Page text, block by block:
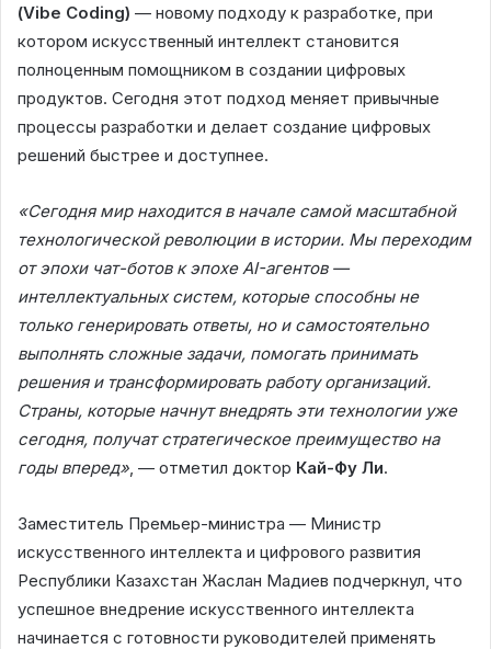
(Vibe Coding) — новому подходу к разработке, при
котором искусственный интеллект становится
полноценным помощником в создании цифровых
продуктов. Сегодня этот подход меняет привычные
процессы разработки и делает создание цифровых
решений быстрее и доступнее.
«Сегодня мир находится в начале самой масштабной
технологической революции в истории. Мы переходим
от эпохи чат-ботов к эпохе AI-агентов —
интеллектуальных систем, которые способны не
только генерировать ответы, но и самостоятельно
выполнять сложные задачи, помогать принимать
решения и трансформировать работу организаций.
Страны, которые начнут внедрять эти технологии уже
сегодня, получат стратегическое преимущество на
годы вперед» , — отметил доктор Кай-Фу Ли.
Заместитель Премьер-министра — Министр
искусственного интеллекта и цифрового развития
Республики Казахстан Жаслан Мадиев подчеркнул, что
успешное внедрение искусственного интеллекта
начинается с готовности руководителей применять